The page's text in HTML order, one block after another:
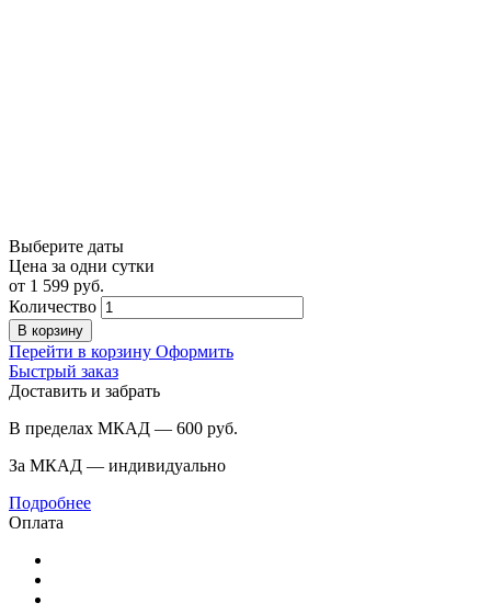
Выберите даты
Цена за одни сутки
от 1 599 руб.
Количество
В корзину
Перейти в корзину Оформить
Быстрый заказ
Доставить и забрать
В пределах МКАД — 600 руб.
За МКАД — индивидуально
Подробнее
Оплата